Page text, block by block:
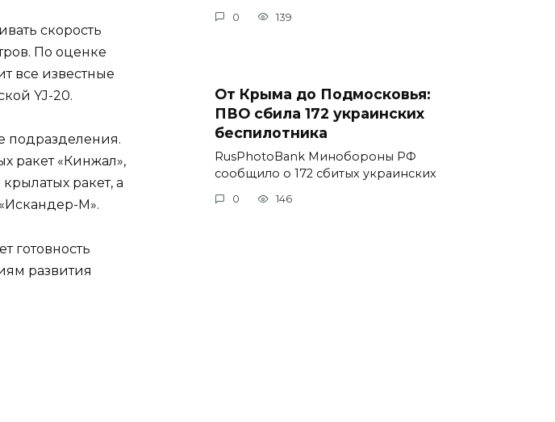
скорость
По оценке
все известные
YJ-20.
подразделения.
ракет «Кинжал»,
ракет, а
М».
готовность
развития
0 139
От Крыма до Подмосковья:
ПВО сбила 172 украинских
беспилотника
RusPhotoBank Минобороны РФ
сообщило о 172 сбитых украинских
0 146